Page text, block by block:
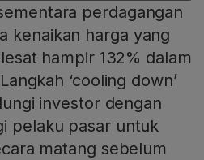
perdagangan
kenaikan harga yang
hampir 132% dalam
‘cooling down’
investor dengan
pelaku pasar untuk
matang sebelum